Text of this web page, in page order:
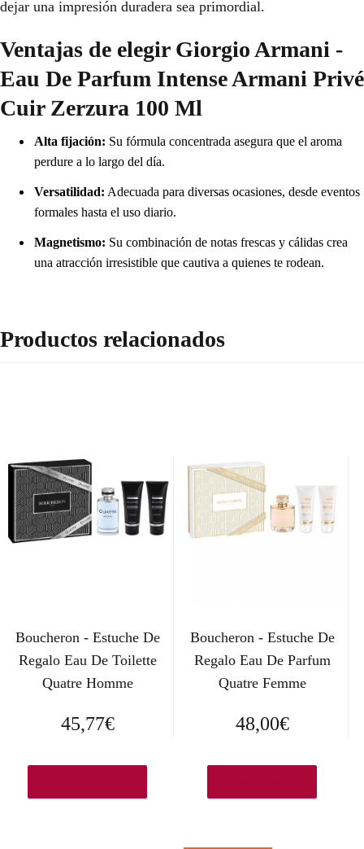
dejar una impresión duradera sea primordial.
Ventajas de elegir Giorgio Armani -
Eau De Parfum Intense Armani Privé
Cuir Zerzura 100 Ml
Alta fijación: Su fórmula concentrada asegura que el aroma
perdure a lo largo del día.
Versatilidad: Adecuada para diversas ocasiones, desde eventos
formales hasta el uso diario.
Magnetismo: Su combinación de notas frescas y cálidas crea
una atracción irresistible que cautiva a quienes te rodean.
Productos relacionados
Boucheron - Estuche De
Regalo Eau De Toilette
Quatre Homme
45,77€
Boucheron - Estuche De
Regalo Eau De Parfum
Quatre Femme
48,00€